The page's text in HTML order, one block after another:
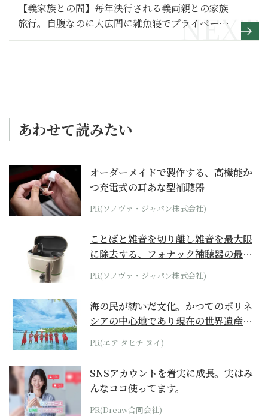
【義家族との間】毎年決行される義両親との家族
旅行。自腹なのに大広間に雑魚寝でプライベート
は一切なし～その１～
あわせて読みたい
オーダーメイドで製作する、高機能か
つ充電式の耳あな型補聴器
PR(ソノヴァ・ジャパン株式会社)
ことばと雑音を切り離し雑音を最大限
に除去する、フォナック補聴器の最上
位モデル
PR(ソノヴァ・ジャパン株式会社)
海の民が紡いだ文化。かつてのポリネ
シアの中心地であり現在の世界遺産か
らみえてくる...
PR(エア タヒチ ヌイ)
SNSアカウントを着実に成長。実はみ
んなココ使ってます。
PR(Dreaw合同会社)